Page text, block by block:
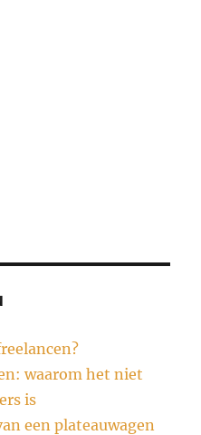
waarom het niet
is
een plateauwagen